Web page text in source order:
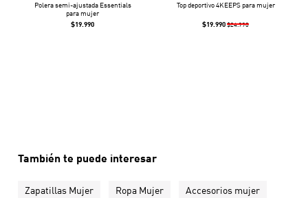
Polera semi-ajustada Essentials
para mujer
$19.990
Top deportivo 4KEEPS para mujer
$19.990 $24.990
También te puede interesar
Zapatillas Mujer Ropa Mujer Accesorios mujer